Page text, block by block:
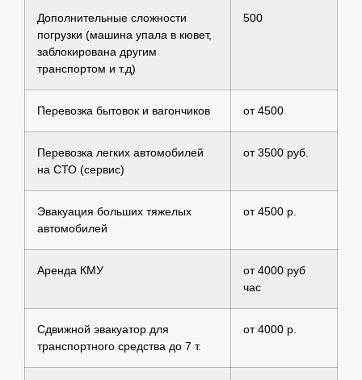
Дополнительные сложности
погрузки (машина упала в кювет,
заблокирована другим
транспортом и т.д)
500
Перевозка бытовок и вагончиков от 4500
Перевозка легких автомобилей
на СТО (сервис)
от 3500 руб.
Эвакуация больших тяжелых
автомобилей
от 4500 р.
Аренда КМУ
от 4000 руб
час
Сдвижной эвакуатор для
транспортного средства до 7 т.
от 4000 р.